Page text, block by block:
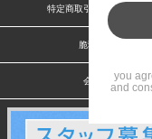
特定商取引法に関する表記
脆弱性報告
会社案内